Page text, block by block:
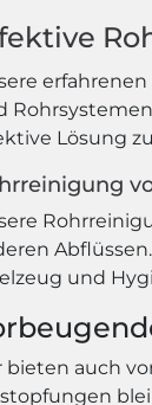
Lösung
und
bieten auch